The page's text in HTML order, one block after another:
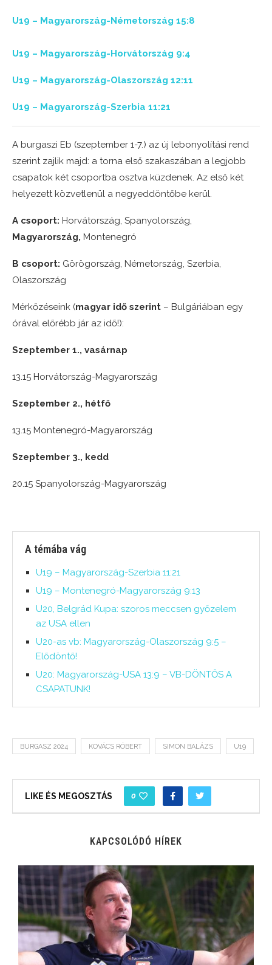
U19 – Magyarország-Németország 15:8
U19 – Magyarország-Horvátország 9:4
U19 – Magyarország-Olaszország 12:11
U19 – Magyarország-Szerbia 11:21
A burgaszi Eb (szeptember 1-7.) az új lebonyolítási rend
szerint zajlik majd: a torna első szakaszában a legjobb
csapatok két csoportba osztva küzdenek. Az első két
helyezett közvetlenül a negyeddöntőbe kerül.
A csoport: Horvátország, Spanyolország,
Magyarország, Montenegró
B csoport: Görögország, Németország, Szerbia,
Olaszország
Mérkőzéseink (magyar idő szerint – Bulgáriában egy
órával előrébb jár az idő!):
Szeptember 1., vasárnap
13.15 Horvátország-Magyarország
Szeptember 2., hétfő
13.15 Montenegró-Magyarország
Szeptember 3., kedd
20.15 Spanyolország-Magyarország
A témába vág
U19 – Magyarország-Szerbia 11:21
U19 – Montenegró-Magyarország 9:13
U20, Belgrád Kupa: szoros meccsen győzelem
az USA ellen
U20-as vb: Magyarország-Olaszország 9:5 –
Elődöntő!
U20: Magyarország-USA 13:9 – VB-DÖNTŐS A
CSAPATUNK!
BURGASZ 2024 KOVÁCS RÓBERT SIMON BALÁZS U19
LIKE ÉS MEGOSZTÁS 0
KAPCSOLÓDÓ HÍREK